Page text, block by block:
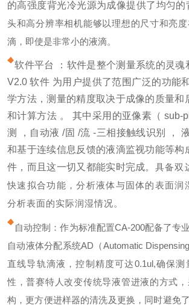
的高强度背光冷光源为成像提供了均匀的
头和高分辨率相机能够以理想的尺寸和亮
滴，即使是非常小的液滴。
软件平台 ：软件是整个测量系统的灵魂
V2.0 软件 为用户提供了范围广泛的功能
学方法，测量的精度取决于成像的质量和
和计算方法 。 其中采用的亚像素（ sub-
测 ，自动液 /固 /流 -三相接触线识别 ，
和基于连续信息反馈的液滴监视功能等构
件，而且这一切又都能实时完成。 具备双
快速拟合功能，分析液体与固体的表面润
分析表面的实际润湿情况。
自动控制：作为标准配置CA-200配备了专
自动液体分配系统AD（Automatic
直线导轨滴液，控制精度可达0.1ul,确保测
性，普赛特人改变传统导液管进液的方式
构，更方便进样器的清洗及更换，同时避免